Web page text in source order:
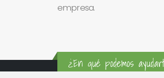
empresa.
¿En qué podemos